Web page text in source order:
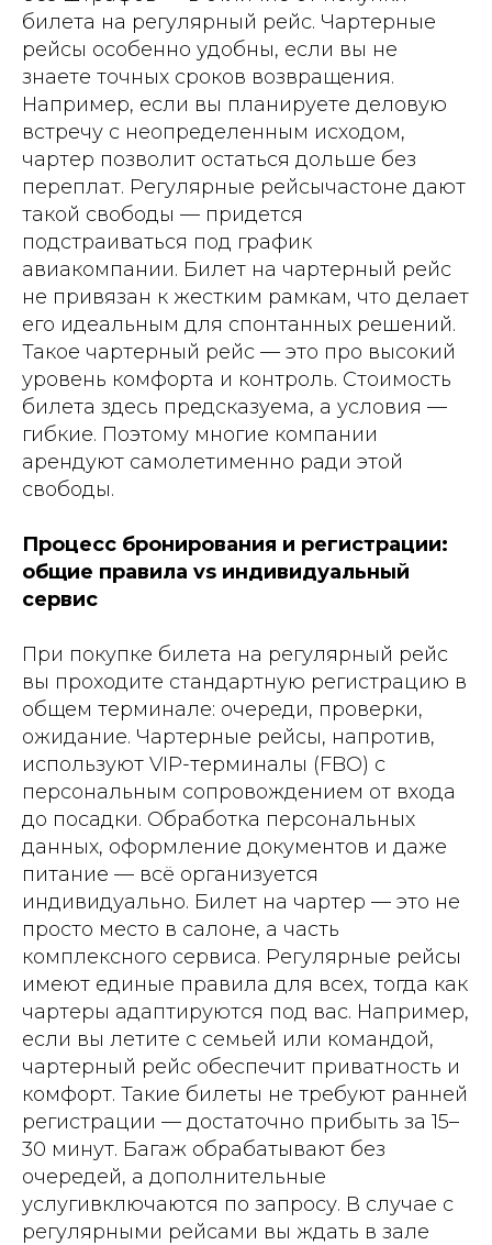
билета на регулярный рейс. Чартерные
рейсы особенно удобны, если вы не
знаете точных сроков возвращения.
Например, если вы планируете деловую
встречу с неопределенным исходом,
чартер позволит остаться дольше без
переплат. Регулярные рейсычастоне дают
такой свободы — придется
подстраиваться под график
авиакомпании. Билет на чартерный рейс
не привязан к жестким рамкам, что делает
его идеальным для спонтанных решений.
Такое чартерный рейс — это про высокий
уровень комфорта и контроль. Стоимость
билета здесь предсказуема, а условия —
гибкие. Поэтому многие компании
арендуют самолетименно ради этой
свободы.
Процесс бронирования и регистрации:
общие правила vs индивидуальный
сервис
При покупке билета на регулярный рейс
вы проходите стандартную регистрацию в
общем терминале: очереди, проверки,
ожидание. Чартерные рейсы, напротив,
используют VIP-терминалы (FBO) с
персональным сопровождением от входа
до посадки. Обработка персональных
данных, оформление документов и даже
питание — всё организуется
индивидуально. Билет на чартер — это не
просто место в салоне, а часть
комплексного сервиса. Регулярные рейсы
имеют единые правила для всех, тогда как
чартеры адаптируются под вас. Например,
если вы летите с семьей или командой,
чартерный рейс обеспечит приватность и
комфорт. Такие билеты не требуют ранней
регистрации — достаточно прибыть за 15–
30 минут. Багаж обрабатывают без
очередей, а дополнительные
услугивключаются по запросу. В случае с
регулярными рейсами вы ждать в зале